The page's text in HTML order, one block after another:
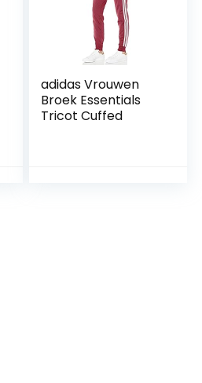
adidas Vrouwen
Broek Essentials
Tricot Cuffed